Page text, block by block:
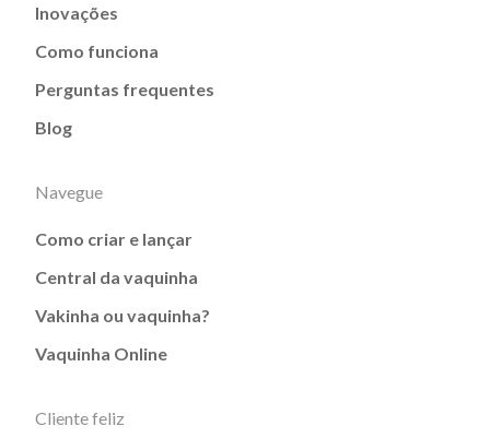
Inovações
Como funciona
Perguntas frequentes
Blog
Navegue
Como criar e lançar
Central da vaquinha
Vakinha ou vaquinha?
Vaquinha Online
Cliente feliz